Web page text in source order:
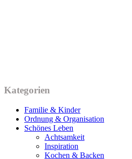
Kategorien
Familie & Kinder
Ordnung & Organisation
Schönes Leben
Achtsamkeit
Inspiration
Kochen & Backen